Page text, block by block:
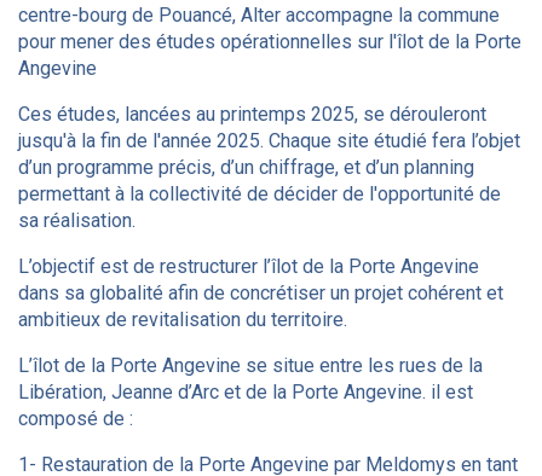
centre-bourg de Pouancé, Alter accompagne la commune
pour mener des études opérationnelles sur l'îlot de la Porte
Angevine
Ces études, lancées au printemps 2025, se dérouleront
jusqu'à la fin de l'année 2025. Chaque site étudié fera l’objet
d’un programme précis, d’un chiffrage, et d’un planning
permettant à la collectivité de décider de l'opportunité de
sa réalisation.
L’objectif est de restructurer l’îlot de la Porte Angevine
dans sa globalité afin de concrétiser un projet cohérent et
ambitieux de revitalisation du territoire.
L’îlot de la Porte Angevine se situe entre les rues de la
Libération, Jeanne d’Arc et de la Porte Angevine. il est
composé de :
1- Restauration de la Porte Angevine par Meldomys en tant